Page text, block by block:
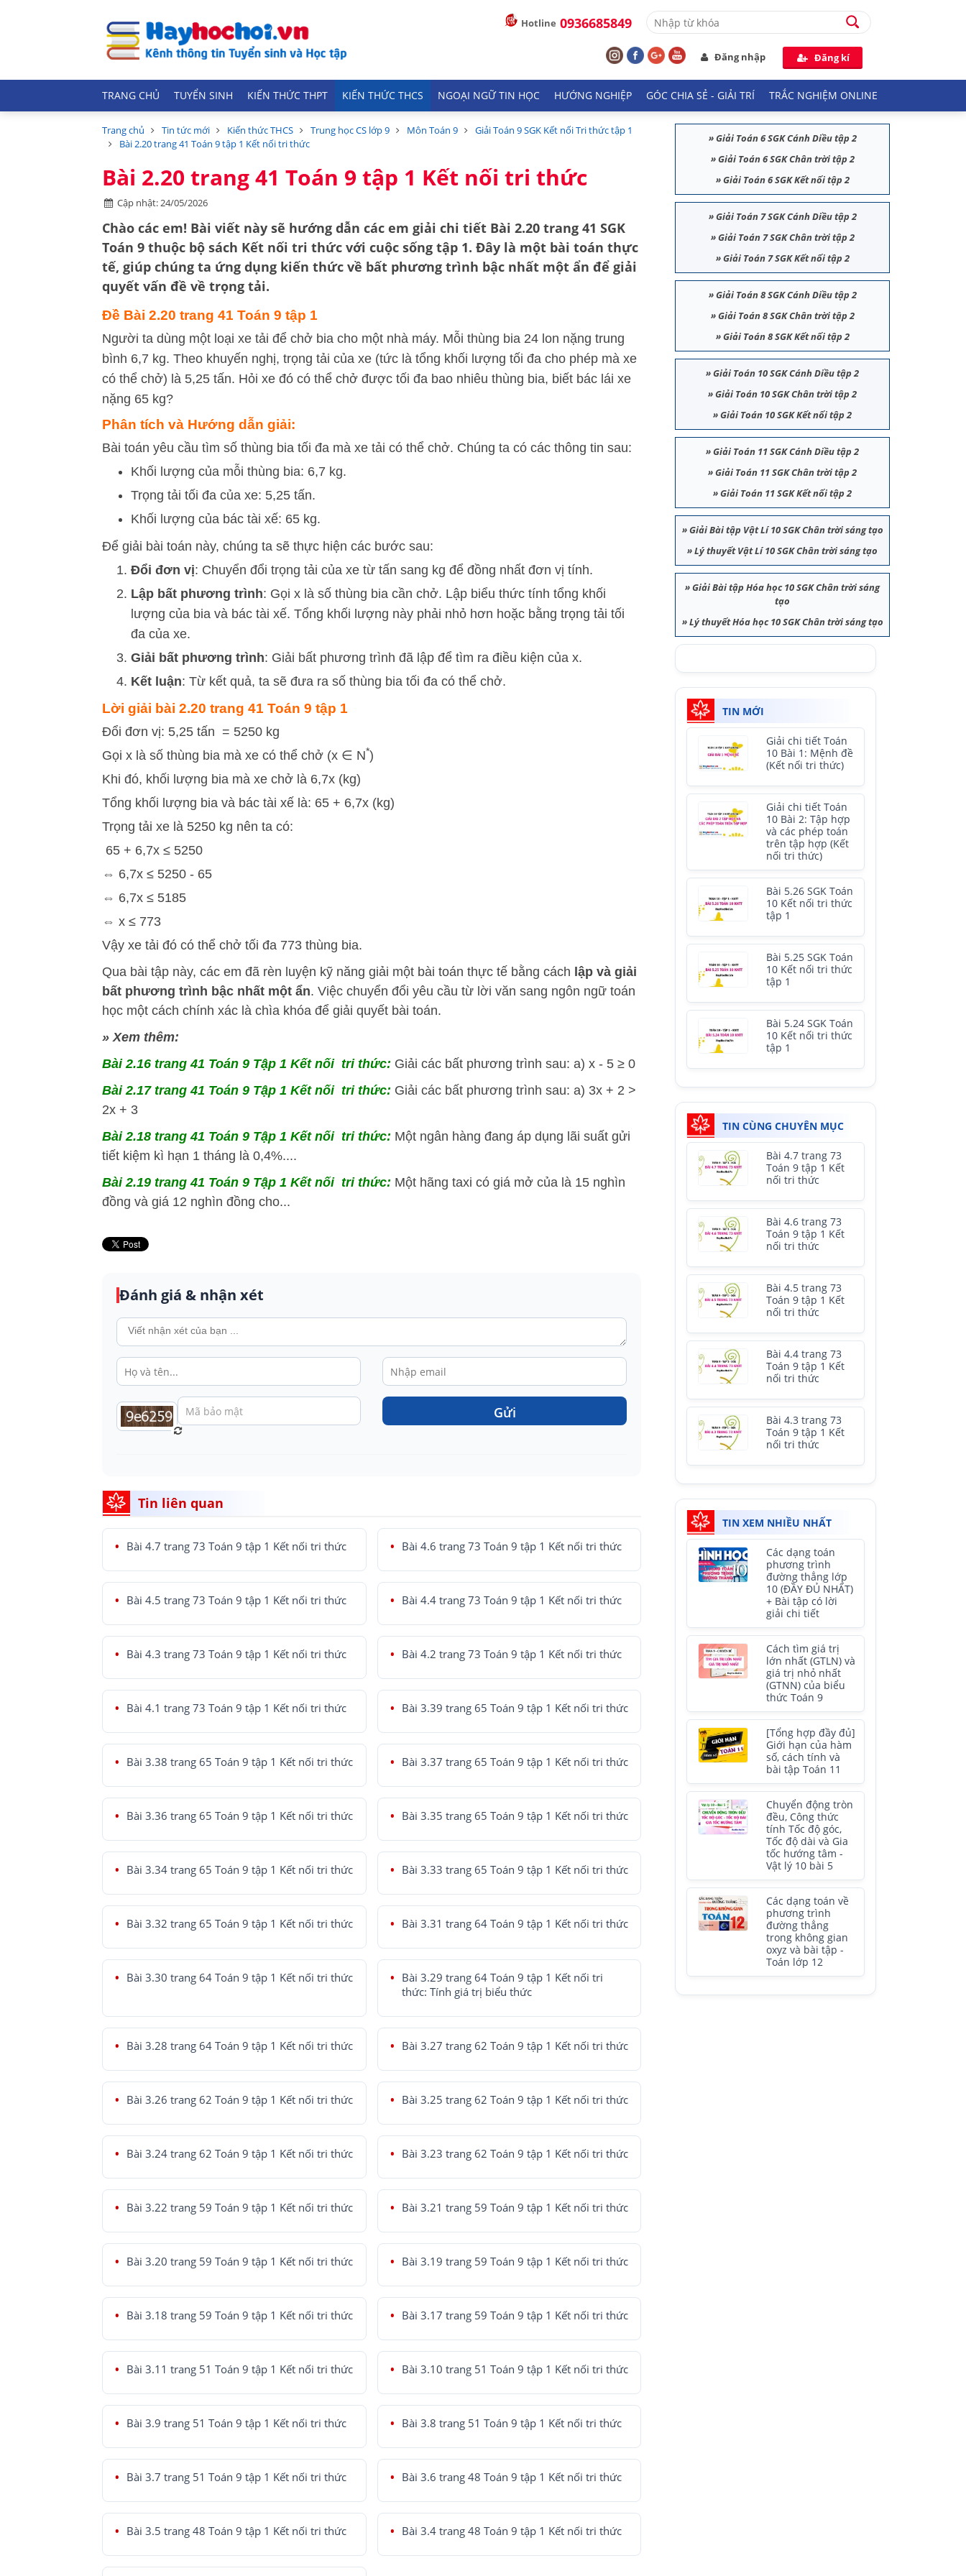
Hotline 0936685849
Đăng nhập Đăng kí
TRANG CHỦ TUYỂN SINH KIẾN THỨC THPT KIẾN THỨC THCS NGOẠI NGỮ TIN HỌC HƯỚNG NGHIỆP GÓC CHIA SẺ - GIẢI TRÍ TRẮC NGHIỆM ONLINE
Trang chủ Tin tức mới Kiến thức THCS Trung học CS lớp 9 Môn Toán 9
Giải Toán 9 SGK Kết nối Tri thức tập 1
Bài 2.20 trang 41 Toán 9 tập 1 Kết nối tri thức
Bài 2.20 trang 41 Toán 9 tập 1 Kết nối tri thức
Cập nhật: 24/05/2026
Chào các em! Bài viết này sẽ hướng dẫn các em giải chi tiết Bài 2.20 trang 41 SGK
Toán 9 thuộc bộ sách Kết nối tri thức với cuộc sống tập 1. Đây là một bài toán thực
tế, giúp chúng ta ứng dụng kiến thức về bất phương trình bậc nhất một ẩn để giải
quyết vấn đề về trọng tải.
Đề Bài 2.20 trang 41 Toán 9 tập 1
Người ta dùng một loại xe tải để chở bia cho một nhà máy. Mỗi thùng bia 24 lon nặng trung
bình 6,7 kg. Theo khuyến nghị, trọng tải của xe (tức là tổng khối lượng tối đa cho phép mà xe
có thể chở) là 5,25 tấn. Hỏi xe đó có thể chở được tối đa bao nhiêu thùng bia, biết bác lái xe
nặng 65 kg?
Phân tích và Hướng dẫn giải:
Bài toán yêu cầu tìm số thùng bia tối đa mà xe tải có thể chở. Chúng ta có các thông tin sau:
Khối lượng của mỗi thùng bia: 6,7 kg.
Trọng tải tối đa của xe: 5,25 tấn.
Khối lượng của bác tài xế: 65 kg.
Để giải bài toán này, chúng ta sẽ thực hiện các bước sau:
Đổi đơn vị: Chuyển đổi trọng tải của xe từ tấn sang kg để đồng nhất đơn vị tính.
Lập bất phương trình: Gọi x là số thùng bia cần chở. Lập biểu thức tính tổng khối
lượng của bia và bác tài xế. Tổng khối lượng này phải nhỏ hơn hoặc bằng trọng tải tối
đa của xe.
Giải bất phương trình: Giải bất phương trình đã lập để tìm ra điều kiện của x.
Kết luận: Từ kết quả, ta sẽ đưa ra số thùng bia tối đa có thể chở.
Lời giải bài 2.20 trang 41 Toán 9 tập 1
Đổi đơn vị: 5,25 tấn = 5250 kg
Gọi x là số thùng bia mà xe có thể chở (x ∈ N*)
Khi đó, khối lượng bia mà xe chở là 6,7x (kg)
Tổng khối lượng bia và bác tài xế là: 65 + 6,7x (kg)
Trọng tải xe là 5250 kg nên ta có:
65 + 6,7x ≤ 5250
⇔ 6,7x ≤ 5250 - 65
⇔ 6,7x ≤ 5185
⇔ x ≤ 773
Vậy xe tải đó có thể chở tối đa 773 thùng bia.
Qua bài tập này, các em đã rèn luyện kỹ năng giải một bài toán thực tế bằng cách lập và giải
bất phương trình bậc nhất một ẩn. Việc chuyển đổi yêu cầu từ lời văn sang ngôn ngữ toán
học một cách chính xác là chìa khóa để giải quyết bài toán.
» Xem thêm:
Bài 2.16 trang 41 Toán 9 Tập 1 Kết nối tri thức: Giải các bất phương trình sau: a) x - 5 ≥ 0
Bài 2.17 trang 41 Toán 9 Tập 1 Kết nối tri thức: Giải các bất phương trình sau: a) 3x + 2 >
2x + 3
Bài 2.18 trang 41 Toán 9 Tập 1 Kết nối tri thức: Một ngân hàng đang áp dụng lãi suất gửi
tiết kiệm kì hạn 1 tháng là 0,4%....
Bài 2.19 trang 41 Toán 9 Tập 1 Kết nối tri thức: Một hãng taxi có giá mở của là 15 nghìn
đồng và giá 12 nghìn đồng cho...
Đánh giá & nhận xét
Gửi
Tin liên quan
Bài 4.7 trang 73 Toán 9 tập 1 Kết nối tri thức Bài 4.6 trang 73 Toán 9 tập 1 Kết nối tri thức
Bài 4.5 trang 73 Toán 9 tập 1 Kết nối tri thức Bài 4.4 trang 73 Toán 9 tập 1 Kết nối tri thức
Bài 4.3 trang 73 Toán 9 tập 1 Kết nối tri thức Bài 4.2 trang 73 Toán 9 tập 1 Kết nối tri thức
Bài 4.1 trang 73 Toán 9 tập 1 Kết nối tri thức Bài 3.39 trang 65 Toán 9 tập 1 Kết nối tri thức
Bài 3.38 trang 65 Toán 9 tập 1 Kết nối tri thức Bài 3.37 trang 65 Toán 9 tập 1 Kết nối tri thức
Bài 3.36 trang 65 Toán 9 tập 1 Kết nối tri thức Bài 3.35 trang 65 Toán 9 tập 1 Kết nối tri thức
Bài 3.34 trang 65 Toán 9 tập 1 Kết nối tri thức Bài 3.33 trang 65 Toán 9 tập 1 Kết nối tri thức
Bài 3.32 trang 65 Toán 9 tập 1 Kết nối tri thức Bài 3.31 trang 64 Toán 9 tập 1 Kết nối tri thức
Bài 3.30 trang 64 Toán 9 tập 1 Kết nối tri thức
Bài 3.29 trang 64 Toán 9 tập 1 Kết nối tri
thức: Tính giá trị biểu thức
Bài 3.28 trang 64 Toán 9 tập 1 Kết nối tri thức Bài 3.27 trang 62 Toán 9 tập 1 Kết nối tri thức
Bài 3.26 trang 62 Toán 9 tập 1 Kết nối tri thức Bài 3.25 trang 62 Toán 9 tập 1 Kết nối tri thức
Bài 3.24 trang 62 Toán 9 tập 1 Kết nối tri thức Bài 3.23 trang 62 Toán 9 tập 1 Kết nối tri thức
Bài 3.22 trang 59 Toán 9 tập 1 Kết nối tri thức Bài 3.21 trang 59 Toán 9 tập 1 Kết nối tri thức
Bài 3.20 trang 59 Toán 9 tập 1 Kết nối tri thức Bài 3.19 trang 59 Toán 9 tập 1 Kết nối tri thức
Bài 3.18 trang 59 Toán 9 tập 1 Kết nối tri thức Bài 3.17 trang 59 Toán 9 tập 1 Kết nối tri thức
Bài 3.11 trang 51 Toán 9 tập 1 Kết nối tri thức Bài 3.10 trang 51 Toán 9 tập 1 Kết nối tri thức
Bài 3.9 trang 51 Toán 9 tập 1 Kết nối tri thức Bài 3.8 trang 51 Toán 9 tập 1 Kết nối tri thức
Bài 3.7 trang 51 Toán 9 tập 1 Kết nối tri thức Bài 3.6 trang 48 Toán 9 tập 1 Kết nối tri thức
Bài 3.5 trang 48 Toán 9 tập 1 Kết nối tri thức Bài 3.4 trang 48 Toán 9 tập 1 Kết nối tri thức
»Giải Toán 6 SGK Cánh Diều tập 2
»Giải Toán 6 SGK Chân trời tập 2
»Giải Toán 6 SGK Kết nối tập 2
»Giải Toán 7 SGK Cánh Diều tập 2
»Giải Toán 7 SGK Chân trời tập 2
»Giải Toán 7 SGK Kết nối tập 2
»Giải Toán 8 SGK Cánh Diều tập 2
»Giải Toán 8 SGK Chân trời tập 2
»Giải Toán 8 SGK Kết nối tập 2
»Giải Toán 10 SGK Cánh Diều tập 2
»Giải Toán 10 SGK Chân trời tập 2
»Giải Toán 10 SGK Kết nối tập 2
»Giải Toán 11 SGK Cánh Diều tập 2
»Giải Toán 11 SGK Chân trời tập 2
»Giải Toán 11 SGK Kết nối tập 2
»Giải Bài tập Vật Lí 10 SGK Chân trời sáng tạo
»Lý thuyết Vật Lí 10 SGK Chân trời sáng tạo
»Giải Bài tập Hóa học 10 SGK Chân trời sáng
tạo
»Lý thuyết Hóa học 10 SGK Chân trời sáng tạo
TIN MỚI
Giải chi tiết Toán
10 Bài 1: Mệnh đề
(Kết nối tri thức)
Giải chi tiết Toán
10 Bài 2: Tập hợp
và các phép toán
trên tập hợp (Kết
nối tri thức)
Bài 5.26 SGK Toán
10 Kết nối tri thức
tập 1
Bài 5.25 SGK Toán
10 Kết nối tri thức
tập 1
Bài 5.24 SGK Toán
10 Kết nối tri thức
tập 1
TIN CÙNG CHUYÊN MỤC
Bài 4.7 trang 73
Toán 9 tập 1 Kết
nối tri thức
Bài 4.6 trang 73
Toán 9 tập 1 Kết
nối tri thức
Bài 4.5 trang 73
Toán 9 tập 1 Kết
nối tri thức
Bài 4.4 trang 73
Toán 9 tập 1 Kết
nối tri thức
Bài 4.3 trang 73
Toán 9 tập 1 Kết
nối tri thức
TIN XEM NHIỀU NHẤT
Các dạng toán
phương trình
đường thẳng lớp
10 (ĐẦY ĐỦ NHẤT)
+ Bài tập có lời
giải chi tiết
Cách tìm giá trị
lớn nhất (GTLN) và
giá trị nhỏ nhất
(GTNN) của biểu
thức Toán 9
[Tổng hợp đầy đủ]
Giới hạn của hàm
số, cách tính và
bài tập Toán 11
Chuyển động tròn
đều, Công thức
tính Tốc độ góc,
Tốc độ dài và Gia
tốc hướng tâm -
Vật lý 10 bài 5
Các dạng toán về
phương trình
đường thẳng
trong không gian
oxyz và bài tập -
Toán lớp 12